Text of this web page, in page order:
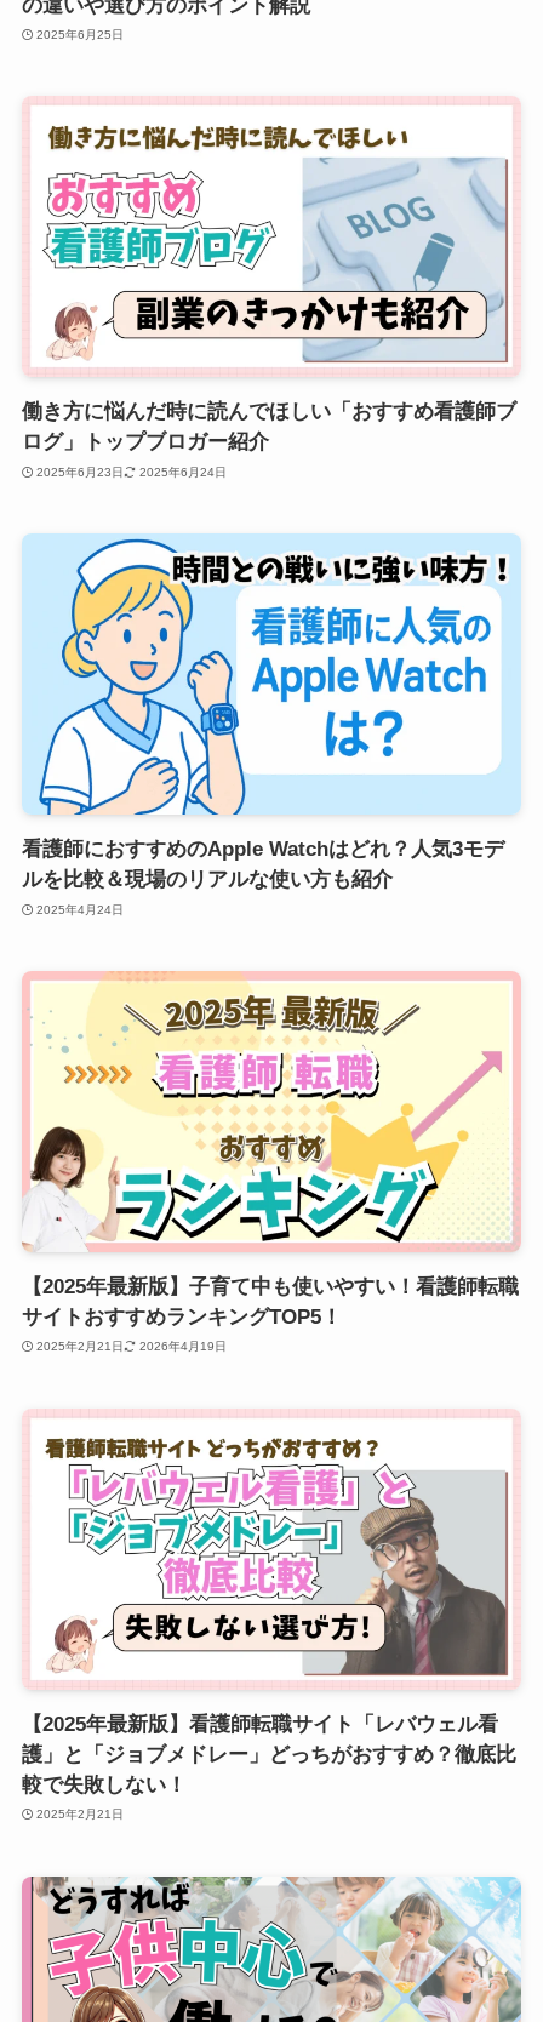
の違いや選び方のポイント解説
2025年6月25日
働き方に悩んだ時に読んでほしい「おすすめ看護師ブ
ログ」トップブロガー紹介
2025年6月23日 2025年6月24日
看護師におすすめのApple Watchはどれ？人気3モデ
ルを比較＆現場のリアルな使い方も紹介
2025年4月24日
【2025年最新版】子育て中も使いやすい！看護師転職
サイトおすすめランキングTOP5！
2025年2月21日 2026年4月19日
【2025年最新版】看護師転職サイト「レバウェル看
護」と「ジョブメドレー」どっちがおすすめ？徹底比
較で失敗しない！
2025年2月21日